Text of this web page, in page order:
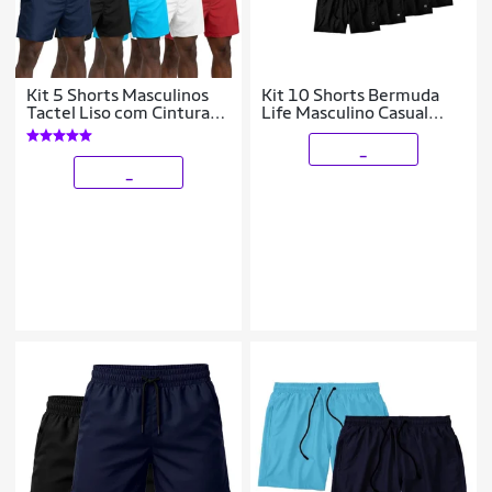
Kit 5 Shorts Masculinos
Tactel Liso com Cintura
Ajustável Academia e Uso
diário
Kit 10 Shorts Bermuda
Life Masculino Casual
Básico Mauricinho Tactel